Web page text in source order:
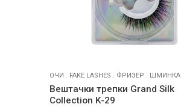
ОЧИ . FAKE LASHES . ФРИЗЕР . ШМИНКА
Вештачки трепки Grand Silk
Collection K-29